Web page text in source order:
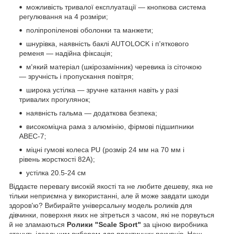
можливість тривалої експлуатації — кнопкова система
регулювання на 4 розміри;
поліпропіленові оболонки та манжети;
шнурівка, наявність баклі AUTOLOCK і п'яткового
ременя — надійна фіксація;
м'який матеріал (шкірозамінник) черевика із сіточкою
— зручність і пропускання повітря;
широка устілка — зручне катання навіть у разі
тривалих прогулянок;
наявність гальма — додаткова безпека;
високоміцна рама з алюмінію, фірмові підшипники
ABEC-7;
міцні гумові колеса PU (розмір 24 мм на 70 мм і
рівень жорсткості 82A);
устілка 20.5-24 см
Віддаєте перевагу високій якості та не любите дешеву, яка не
тільки неприємна у використанні, але й може завдати шкоди
здоров'ю? Вибирайте універсальну модель роликів для
дівчинки, поверхня яких не зітреться з часом, які не порвуться
й не зламаються Ролики "Scale Sport" за ціною виробника